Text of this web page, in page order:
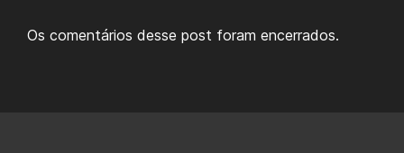
Os comentários desse post foram encerrados.